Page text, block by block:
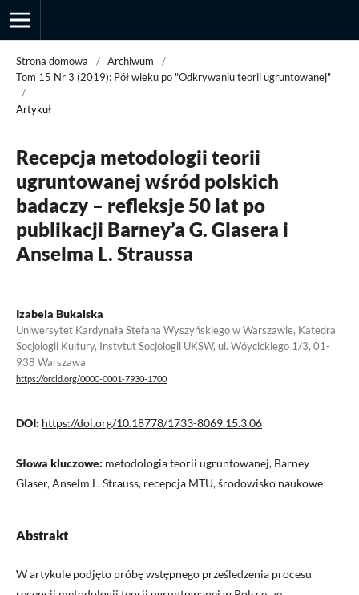
Strona domowa / Archiwum
/
Tom 15 Nr 3 (2019): Pół wieku po "Odkrywaniu teorii ugruntowanej"
/
Artykuł
Recepcja metodologii teorii
ugruntowanej wśród polskich
badaczy – refleksje 50 lat po
publikacji Barney’a G. Glasera i
Anselma L. Straussa
Izabela Bukalska
Uniwersytet Kardynała Stefana Wyszyńskiego w Warszawie, Katedra
Socjologii Kultury, Instytut Socjologii UKSW, ul. Wóycickiego 1/3, 01-
938 Warszawa
https://orcid.org/0000-0001-7930-1700
DOI: https://doi.org/10.18778/1733-8069.15.3.06
Słowa kluczowe: metodologia teorii ugruntowanej, Barney
Glaser, Anselm L. Strauss, recepcja MTU, środowisko naukowe
Abstrakt
W artykule podjęto próbę wstępnego prześledzenia procesu